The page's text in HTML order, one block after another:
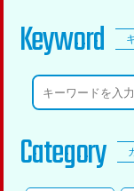
Keyword
Category